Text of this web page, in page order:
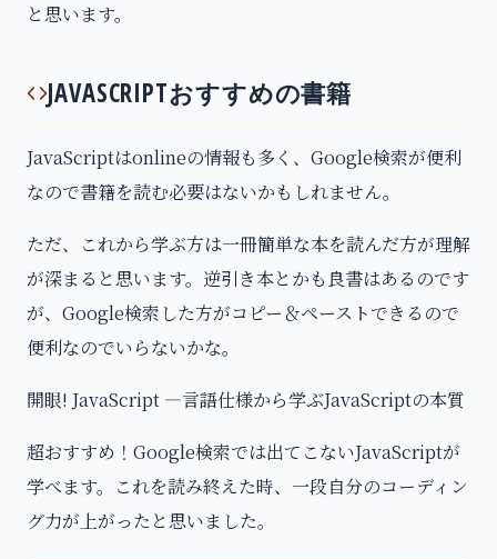
と思います。
JAVASCRIPTおすすめの書籍
JavaScriptはonlineの情報も多く、Google検索が便利
なので書籍を読む必要はないかもしれません。
ただ、これから学ぶ方は一冊簡単な本を読んだ方が理解
が深まると思います。逆引き本とかも良書はあるのです
が、Google検索した方がコピー＆ペーストできるので
便利なのでいらないかな。
開眼! JavaScript ―言語仕様から学ぶJavaScriptの本質
超おすすめ！Google検索では出てこないJavaScriptが
学べます。これを読み終えた時、一段自分のコーディン
グ力が上がったと思いました。